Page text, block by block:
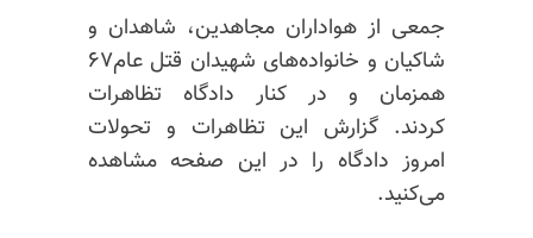
جمعی از هواداران مجاهدين، شاهدان و
شاکيان و خانواده‌های شهيدان قتل عام۶۷
همزمان و در کنار دادگاه تظاهرات
کردند. گزارش این تظاهرات و تحولات
امروز دادگاه را در این صفحه مشاهده
می‌کنید.